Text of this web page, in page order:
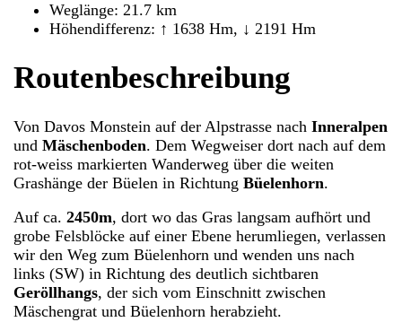
Weglänge: 21.7 km
Höhendifferenz: ↑ 1638 Hm, ↓ 2191 Hm
Routenbeschreibung
Von Davos Monstein auf der Alpstrasse nachInneralpen
undMäschenboden. Dem Wegweiser dort nach auf dem
rot-weiss markierten Wanderweg über die weiten
Grashänge der Büelen in RichtungBüelenhorn.
Auf ca.2450m, dort wo das Gras langsam aufhört und
grobe Felsblöcke auf einer Ebene herumliegen, verlassen
wir den Weg zum Büelenhorn und wenden uns nach
links (SW) in Richtung des deutlich sichtbaren
Geröllhangs, der sich vom Einschnitt zwischen
Mäschengrat und Büelenhorn herabzieht.